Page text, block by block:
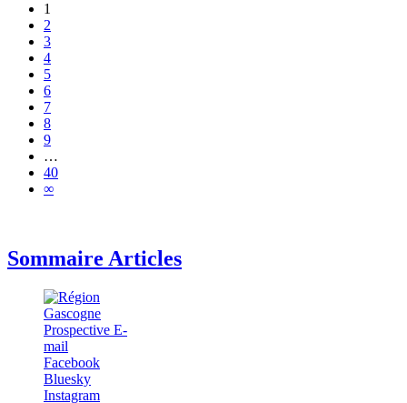
1
2
3
4
5
6
7
8
9
…
40
∞
Sommaire Articles